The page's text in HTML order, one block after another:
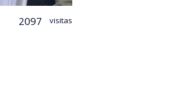
2097 visitas